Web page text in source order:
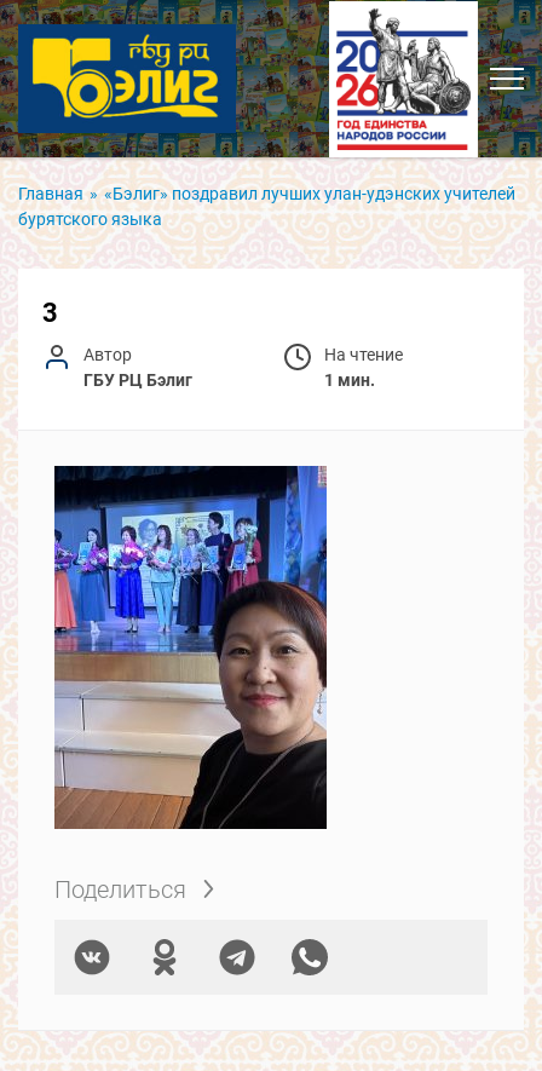
Главная » «Бэлиг» поздравил лучших улан-удэнских учителей
бурятского языка
3
Автор
ГБУ РЦ Бэлиг
На чтение
1 мин.
Поделиться